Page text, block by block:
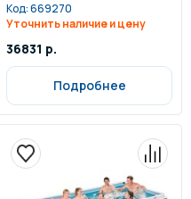
Код:669270
Уточнить наличие и цену
36831 р.
Подробнее